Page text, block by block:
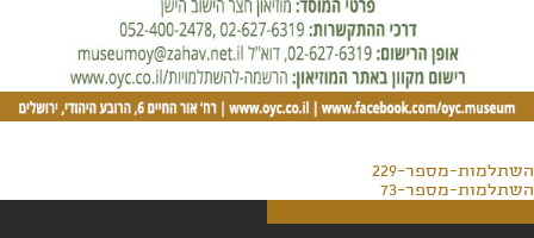
השתלמות-מספר-229
השתלמות-מספר-73